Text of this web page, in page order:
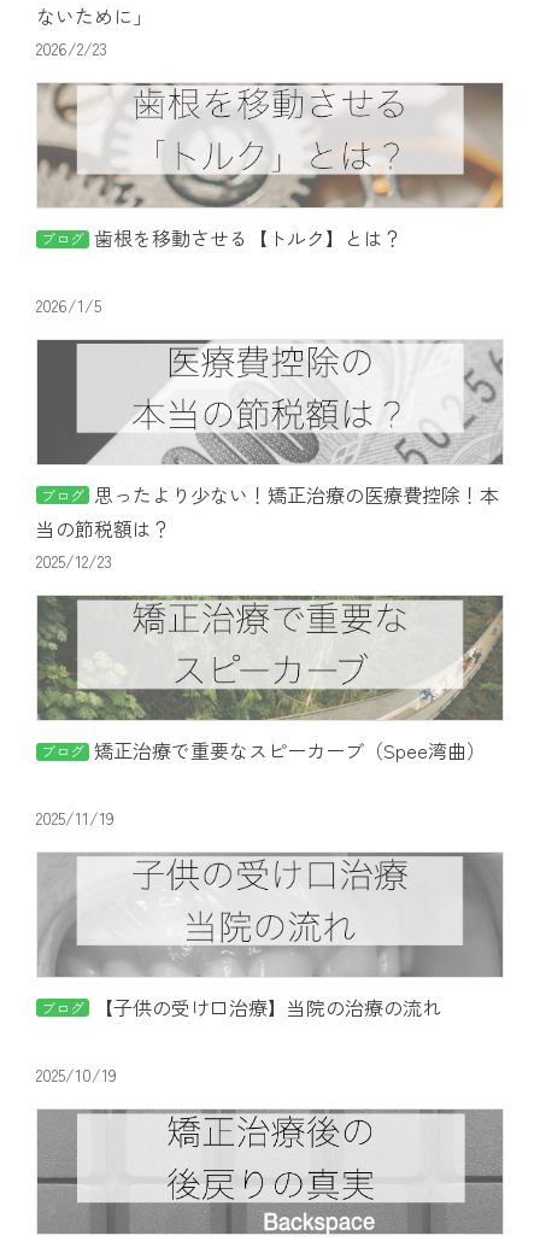
ないために」
2026/2/23
ブログ 歯根を移動させる【トルク】とは？
2026/1/5
ブログ 思ったより少ない！矯正治療の医療費控除！本
当の節税額は？
2025/12/23
ブログ 矯正治療で重要なスピーカーブ（Spee湾曲）
2025/11/19
ブログ 【子供の受け口治療】当院の治療の流れ
2025/10/19